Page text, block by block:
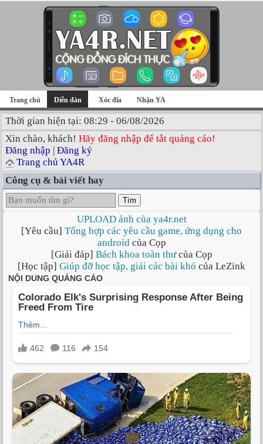
Trang chủ Diễn đàn Xóc đĩa Nhận YA
Thời gian hiện tại: 08:29 - 06/08/2026
Xin chào, khách! Hãy đăng nhập để tắt quảng cáo!
Đăng nhập | Đăng ký
Trang chủ YA4R
Công cụ & bài viết hay
Tìm
UPLOAD ảnh của ya4r.net
[Yêu cầu] Tổng hợp các yêu cầu game, ứng dụng cho
androidcủa Cọp
[Giải đáp] Bách khoa toàn thưcủa Cọp
[Học tập] Giúp đỡ học tập, giải các bài khó của LeZink